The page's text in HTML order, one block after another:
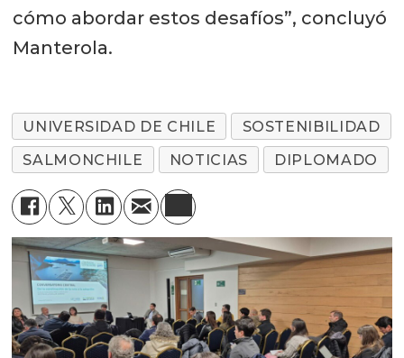
cómo abordar estos desafíos”, concluyó
Manterola.
UNIVERSIDAD DE CHILE
SOSTENIBILIDAD
SALMONCHILE
NOTICIAS DIPLOMADO